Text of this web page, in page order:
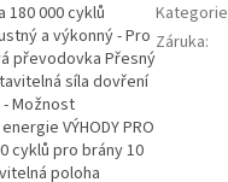
180 000 cyklů
a výkonný - Pro
převodovka Přesný
síla dovření
Možnost
VÝHODY PRO
cyklů pro brány 10
poloha
Kategorie
Záruka: